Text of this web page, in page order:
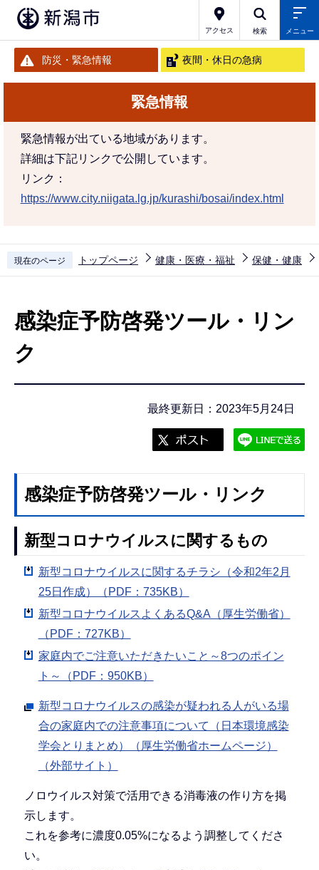
アクセス 検索 メニュー
防災・緊急情報 夜間・休日の急病
緊急情報
緊急情報が出ている地域があります。
詳細は下記リンクで公開しています。
リンク：
https://www.city.niigata.lg.jp/kurashi/bosai/index.html
現在のページ トップページ 健康・医療・福祉 保健・健康
感染症予防啓発ツール・リン
ク
最終更新日：2023年5月24日
感染症予防啓発ツール・リンク
新型コロナウイルスに関するもの
新型コロナウイルスに関するチラシ（令和2年2月
25日作成）（PDF：735KB）
新型コロナウイルスよくあるQ&A（厚生労働省）
（PDF：727KB）
家庭内でご注意いただきたいこと～8つのポイン
ト～（PDF：950KB）
新型コロナウイルスの感染が疑われる人がいる場
合の家庭内での注意事項について（日本環境感染
学会とりまとめ）（厚生労働省ホームページ）
（外部サイト）
ノロウイルス対策で活用できる消毒液の作り方を掲
示します。
これを参考に濃度0.05%になるよう調整してくださ
い。